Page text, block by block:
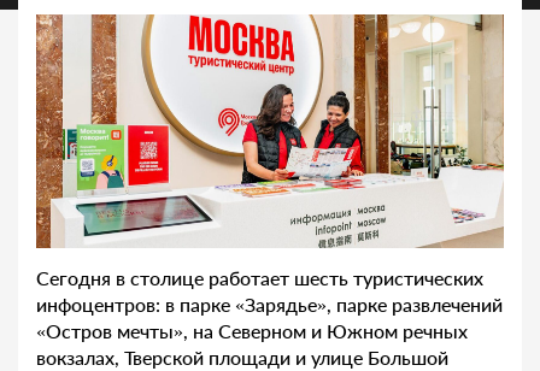
Сегодня в столице работает шесть туристических
инфоцентров: в парке «Зарядье», парке развлечений
«Остров мечты», на Северном и Южном речных
вокзалах, Тверской площади и улице Большой